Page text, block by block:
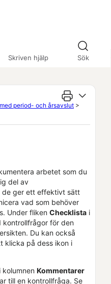
Skriven hjälp Sök
period- och årsavslut >
arbetet som du
del av
de ger ett effektivt sätt
vad som behöver
Under fliken Checklista i
kontrollfrågor för den
Du kan också
klicka på dess ikon i
Kommentarer
till en kontrollfråga. Se